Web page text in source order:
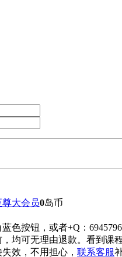
尊大会员0岛币
色按钮，或者+Q：
均可无理由退款。看到课
效，不用担心， 联系客服